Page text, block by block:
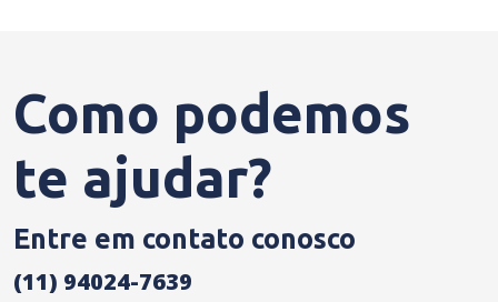
Como podemos
te ajudar?
Entre em contato conosco
(11) 94024-7639